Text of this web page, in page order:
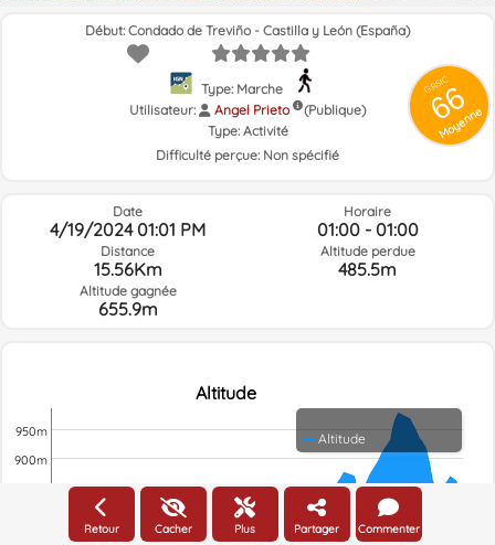
GRSIC
66
Moyenne
Début: Condado de Treviño - Castilla y León (España)
Type: Marche
Utilisateur:
Angel Prieto
(Publique)
Type: Activité
Difficulté perçue: Non spécifié
Date
4/19/2024 01:01 PM
Distance
15.56Km
Altitude gagnée
655.9m
Horaire
01:00 - 01:00
Altitude perdue
485.5m
Altitude
Altitude
900m
950m
Retour Cacher Plus Partager Commenter